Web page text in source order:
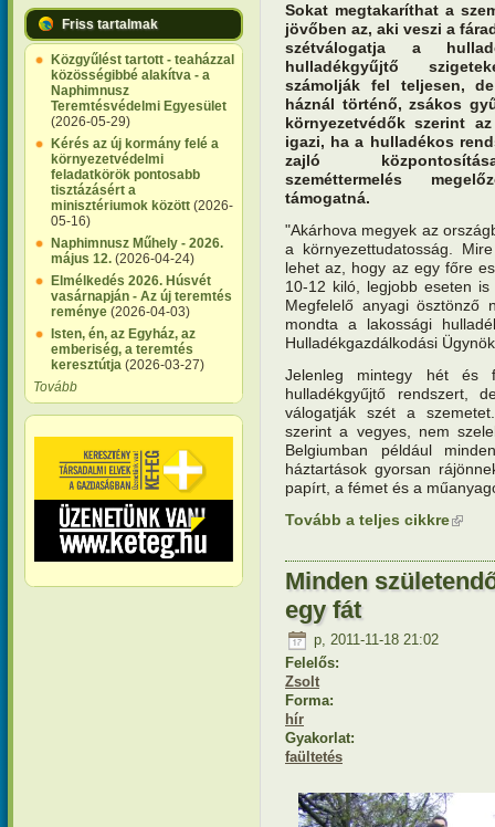
Friss tartalmak
Közgyűlést tartott - teaházzal
közösségibbé alakítva - a
Naphimnusz
Teremtésvédelmi Egyesület
(2026-05-29)
Kérés az új kormány felé a
környezetvédelmi
feladatkörök pontosabb
tisztázásért a
minisztériumok között (2026-
05-16)
Naphimnusz Műhely - 2026.
május 12. (2026-04-24)
Elmélkedés 2026. Húsvét
vasárnapján - Az új teremtés
reménye (2026-04-03)
Isten, én, az Egyház, az
emberiség, a teremtés
keresztútja (2026-03-27)
Tovább
Sokat megtakaríthat a
jövőben az, aki veszi a
szétválogatja a
hulladékgyűjtő
számolják fel teljesen,
háznál történő, zsákos
környezetvédők szerint
igazi, ha a hulladékos
zajló
szeméttermelés
támogatná.
"Akárhova megyek az
a környezettudatosság.
lehet az, hogy az egy főre
10-12 kiló, legjobb eseten
Megfelelő anyagi ösztönző
mondta a lakossági
Hulladékgazdálkodási
Jelenleg mintegy hét és
hulladékgyűjtő rendszert,
válogatják szét a
szerint a vegyes, nem
Belgiumban például
háztartások gyorsan
papírt, a fémet és a
Tovább a teljes cikkre(külső
Minden
egy fát
p, 2011-11-18 21:02
Felelős:
Zsolt
Forma:
hír
Gyakorlat:
faültetés